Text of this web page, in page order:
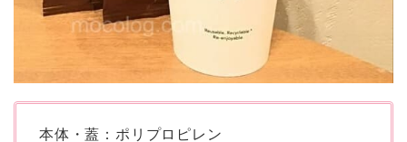
本体・蓋：ポリプロピレン